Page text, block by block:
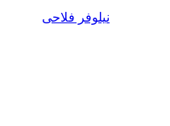
نیلوفر فلاحی